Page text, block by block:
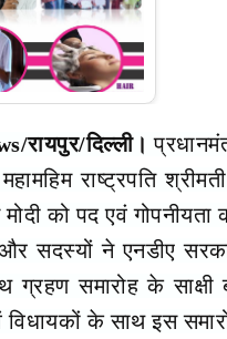
रायपुर/दिल्ली।
राष्ट्रपति
को पद एवं
सदस्यों ने एनडीए
ग्रहण समारोह के
विधायकों के साथ इस